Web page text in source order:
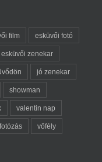
film esküvői fotó
esküvői zenekar
jó zenekar
showman
valentin nap
vőfély